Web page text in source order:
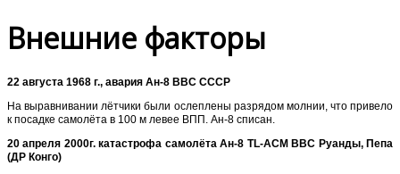
Внешние факторы
22 августа 1968 г., авария Ан-8 ВВС СССР
На выравнивании лётчики были ослеплены разрядом молнии, что привело
к посадке самолёта в 100 м левее ВПП. Ан-8 списан.
20 апреля 2000г. катастрофа самолёта Ан-8 TL-ACM ВВС Руанды, Пепа
(ДР Конго)